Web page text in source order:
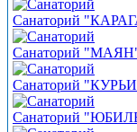
Санаторий
Санаторий "МАЯН"
Санаторий
Санаторий